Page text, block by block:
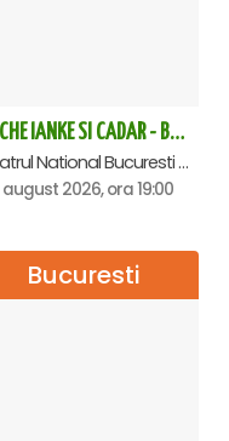
TACHE IANKE SI CADAR - Bucuresti
Teatrul National Bucuresti - Sala Ion Caramitru, Bucuresti
2026, ora 19:00
Bucuresti